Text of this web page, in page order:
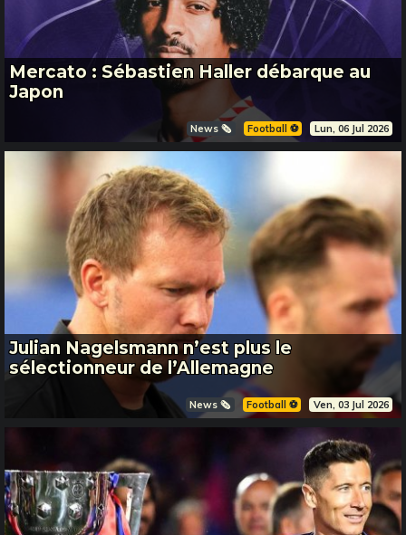
Mercato : Sébastien Haller débarque au
Japon
News 🗞️ Football ⚽️ Lun, 06 Jul 2026
Julian Nagelsmann n’est plus le
sélectionneur de l’Allemagne
News 🗞️ Football ⚽️ Ven, 03 Jul 2026